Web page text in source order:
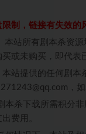
限制，链接有失效
本站所有剧本杀资
买或未购买，即代表
本站提供的任何剧
，
本杀下载所需积分
费用。